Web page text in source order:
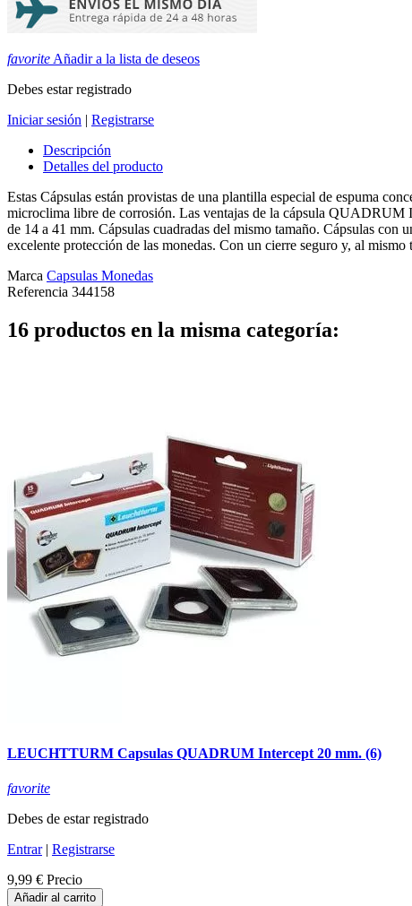
favorite Añadir a la lista de deseos
Debes estar registrado
Iniciar sesión | Registrarse
Descripción
Detalles del producto
Estas Cápsulas están provistas de una plantilla especial de espuma
microclima libre de corrosión. Las ventajas de la cápsula QUADRUM
de 14 a 41 mm. Cápsulas cuadradas del mismo tamaño. Cápsulas con
excelente protección de las monedas. Con un cierre seguro y, al
Marca Capsulas Monedas
Referencia 344158
16 productos en la misma categoría:
LEUCHTTURM Capsulas QUADRUM Intercept 20 mm. (6)
favorite
Debes de estar registrado
Entrar| Registrarse
9,99 € Precio
Añadir al carrito